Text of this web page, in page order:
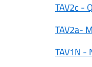
TAV2c -
TAV2a-
TAV1N -